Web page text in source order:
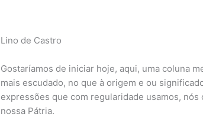
Lino de Castro
Gostaríamos de iniciar hoje, aqui, uma coluna
mais escudado, no que à origem e ou
expressões que com regularidade usamos,
nossa Pátria.